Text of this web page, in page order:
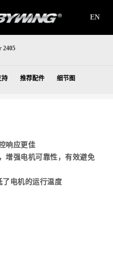
EN
2405
持 推荐配件 细节图
响应更佳
增强电机可靠性，有效避免
电机的运行温度